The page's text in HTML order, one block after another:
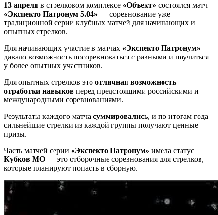
13 апреля в стрелковом комплексе «Объект» состоялся матч
«Экспекто Патронум 5.04» — соревнование уже
традиционной серии клубных матчей для начинающих и
опытных стрелков.
Для начинающих участие в матчах «Экспекто Патронум»
давало возможность посоревноваться с равными и поучиться
у более опытных участников.
Для опытных стрелков это отличная возможность
отработки навыков перед предстоящими российскими и
международными соревнованиями.
Результаты каждого матча суммировались, и по итогам года
сильнейшие стрелки из каждой группы получают ценные
призы.
Часть матчей серии «Экспекто Патронум» имела статус
Кубков МО — это отборочные соревнования для стрелков,
которые планируют попасть в сборную.